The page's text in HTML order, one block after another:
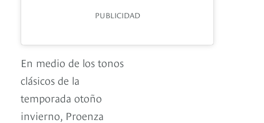
PUBLICIDAD
En medio de los tonos
clásicos de la
temporada otoño
invierno, Proenza